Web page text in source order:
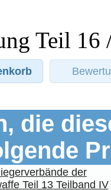
Teil 16
die